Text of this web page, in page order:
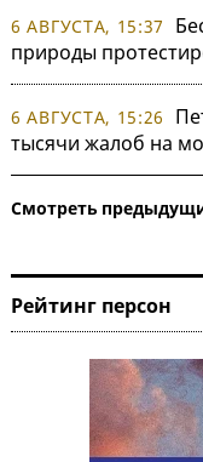
6 АВГУСТА, 15:37
природы
6 АВГУСТА, 15:26
тысячи жалоб на
Смотреть